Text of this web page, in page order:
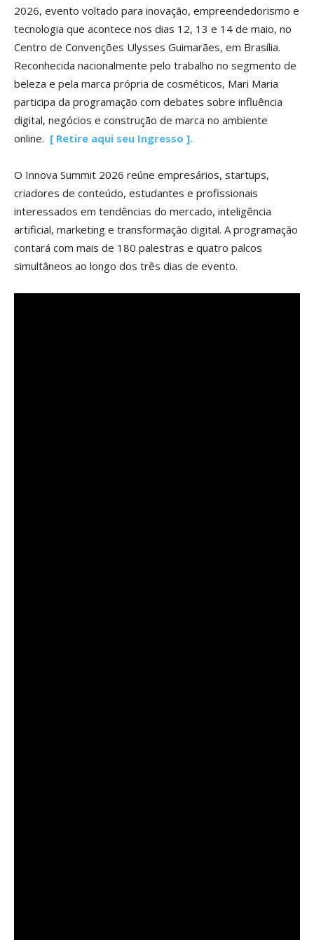
2026, evento voltado para inovação, empreendedorismo e
tecnologia que acontece nos dias 12, 13 e 14 de maio, no
Centro de Convenções Ulysses Guimarães, em Brasília.
Reconhecida nacionalmente pelo trabalho no segmento de
beleza e pela marca própria de cosméticos, Mari Maria
participa da programação com debates sobre influência
digital, negócios e construção de marca no ambiente
online. [ Retire aqui seu Ingresso ].
O Innova Summit 2026 reúne empresários, startups,
criadores de conteúdo, estudantes e profissionais
interessados em tendências do mercado, inteligência
artificial, marketing e transformação digital. A programação
contará com mais de 180 palestras e quatro palcos
simultâneos ao longo dos três dias de evento.